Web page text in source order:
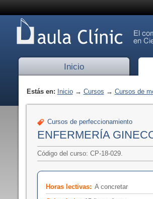
Inicio
Estás en: Inicio→ Cursos → Cursos de
Cursos de perfeccionamiento
ENFERMERÍA
Código del curso: CP-18-029.
Horas lectivas: A concretar